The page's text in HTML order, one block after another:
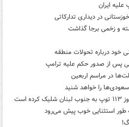
ایران
در دیداری تدارکاتی
و زخمی برجا گذاشت
خود درباره تحولات منطقه
پس از صدور حکم علیه ترامپ
در مراسم اربعین
را خواهد شنید
طور استثنایی خوب پیش می‌رود